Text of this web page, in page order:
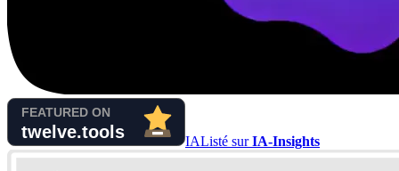
IAListé surIA-Insights